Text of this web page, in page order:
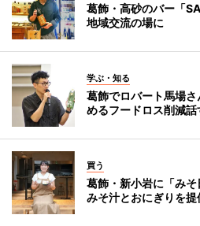
葛飾・高砂のバー「
地域交流の場に
学ぶ・知る
葛飾でロバート馬場
めるフードロス削減話
買う
葛飾・新小岩に「み
みそ汁とおにぎりを提